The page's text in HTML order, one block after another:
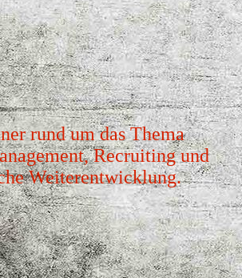
rund um das Thema
Recruiting und
Weiterentwicklung.